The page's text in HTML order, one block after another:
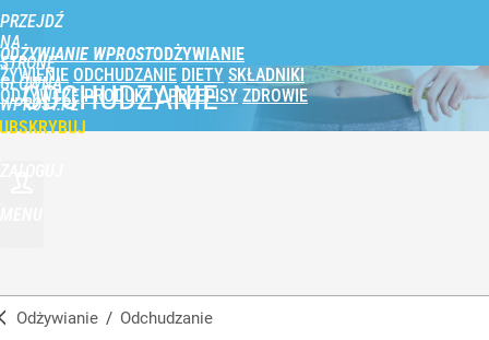
PRZEJDŹ
NA
STRONĘ
GŁÓWNĄ
WPROST.PL
ODŻYWIANIE WPROST
ŻYWIENIE ODCHUDZANIE DIETY SKŁADNIKI
ODŻYWCZE PRODUKTY PRZEPISY ZDROWIE
ODCHUDZANIE
Odżywianie / Odchudzanie